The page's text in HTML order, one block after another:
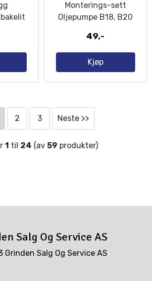
Monterings-sett
Oljepumpe B18, B20
49,-
Kjøp
2 3 Neste >>
1 til 24 (av 59 produkter)
Salg Og Service AS
Grinden Salg Og Service AS